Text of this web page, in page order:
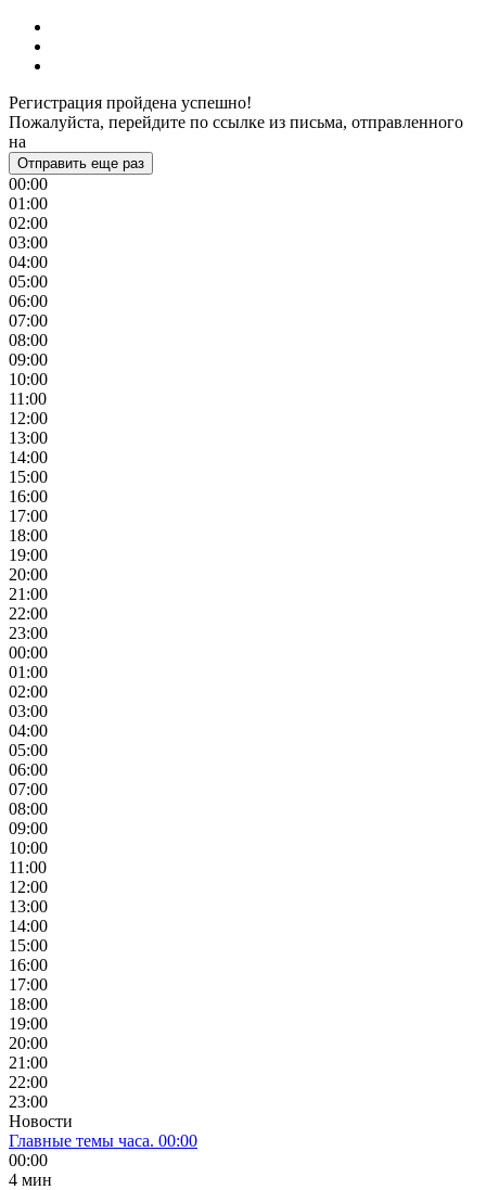
Регистрация пройдена успешно!
Пожалуйста, перейдите по ссылке из письма, отправленного
на
Отправить еще раз
00:00
01:00
02:00
03:00
04:00
05:00
06:00
07:00
08:00
09:00
10:00
11:00
12:00
13:00
14:00
15:00
16:00
17:00
18:00
19:00
20:00
21:00
22:00
23:00
00:00
01:00
02:00
03:00
04:00
05:00
06:00
07:00
08:00
09:00
10:00
11:00
12:00
13:00
14:00
15:00
16:00
17:00
18:00
19:00
20:00
21:00
22:00
23:00
Новости
Главные темы часа. 00:00
00:00
4 мин